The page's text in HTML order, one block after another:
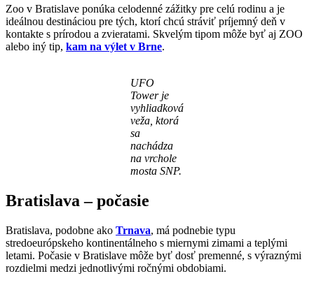
Zoo v Bratislave ponúka celodenné zážitky pre celú rodinu a je
ideálnou destináciou pre tých, ktorí chcú stráviť príjemný deň v
kontakte s prírodou a zvieratami. Skvelým tipom môže byť aj ZOO
alebo iný tip, kam na výlet v Brne.
UFO
Tower je
vyhliadková
veža, ktorá
sa
nachádza
na vrchole
mosta SNP.
Bratislava – počasie
Bratislava, podobne ako Trnava, má podnebie typu
stredoeurópskeho kontinentálneho s miernymi zimami a teplými
letami. Počasie v Bratislave môže byť dosť premenné, s výraznými
rozdielmi medzi jednotlivými ročnými obdobiami.